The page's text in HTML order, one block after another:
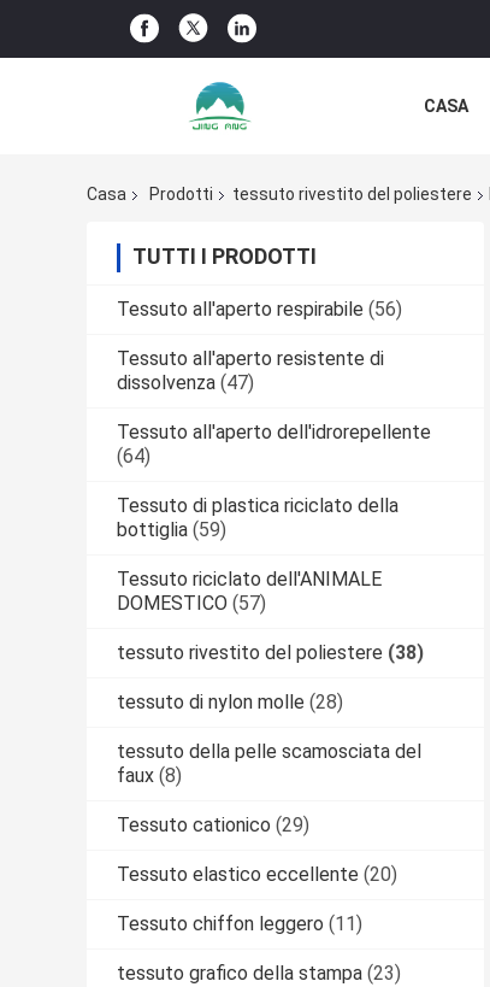
CASA
Casa
Prodotti tessuto rivestito del poliestere
TUTTI I PRODOTTI
Tessuto all'aperto respirabile (56)
Tessuto all'aperto resistente di
dissolvenza (47)
Tessuto all'aperto dell'idrorepellente
(64)
Tessuto di plastica riciclato della
bottiglia (59)
Tessuto riciclato dell'ANIMALE
DOMESTICO (57)
tessuto rivestito del poliestere (38)
tessuto di nylon molle (28)
tessuto della pelle scamosciata del
faux (8)
Tessuto cationico (29)
Tessuto elastico eccellente (20)
Tessuto chiffon leggero (11)
tessuto grafico della stampa (23)